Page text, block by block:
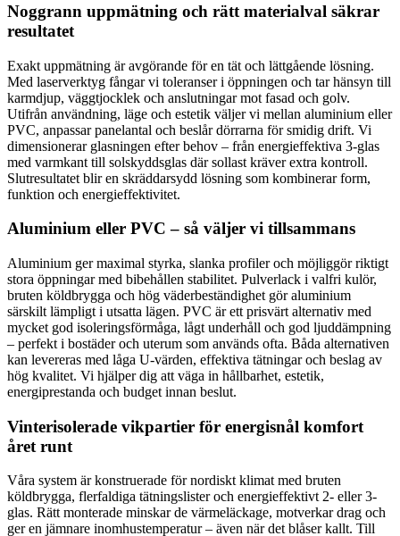
Noggrann uppmätning och rätt materialval säkrar
resultatet
Exakt uppmätning är avgörande för en tät och lättgående lösning.
Med laserverktyg fångar vi toleranser i öppningen och tar hänsyn till
karmdjup, väggtjocklek och anslutningar mot fasad och golv.
Utifrån användning, läge och estetik väljer vi mellan aluminium eller
PVC, anpassar panelantal och beslår dörrarna för smidig drift. Vi
dimensionerar glasningen efter behov – från energieffektiva 3-glas
med varmkant till solskyddsglas där sollast kräver extra kontroll.
Slutresultatet blir en skräddarsydd lösning som kombinerar form,
funktion och energieffektivitet.
Aluminium eller PVC – så väljer vi tillsammans
Aluminium ger maximal styrka, slanka profiler och möjliggör riktigt
stora öppningar med bibehållen stabilitet. Pulverlack i valfri kulör,
bruten köldbrygga och hög väderbeständighet gör aluminium
särskilt lämpligt i utsatta lägen. PVC är ett prisvärt alternativ med
mycket god isoleringsförmåga, lågt underhåll och god ljuddämpning
– perfekt i bostäder och uterum som används ofta. Båda alternativen
kan levereras med låga U-värden, effektiva tätningar och beslag av
hög kvalitet. Vi hjälper dig att väga in hållbarhet, estetik,
energiprestanda och budget innan beslut.
Vinterisolerade vikpartier för energisnål komfort
året runt
Våra system är konstruerade för nordiskt klimat med bruten
köldbrygga, flerfaldiga tätningslister och energieffektivt 2- eller 3-
glas. Rätt monterade minskar de värmeläckage, motverkar drag och
ger en jämnare inomhustemperatur – även när det blåser kallt. Till